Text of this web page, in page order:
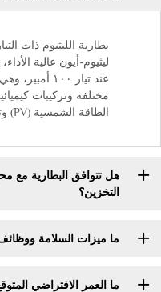
ليثيوم-أيون عالية
عند تيار ١٠٠
مختلفة وتركيبات
الطاقة الشمسية (PV) وتخزين الطاقة.
هل تتوافق البطارية مع
التخزين؟
ما ميزات السلامة
ما العمر الافتراضي